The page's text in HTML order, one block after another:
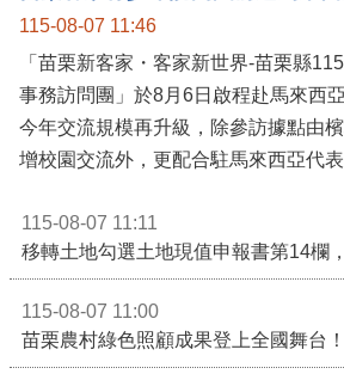
115-08-07 11:46
「苗栗新客家・客家新世界-苗栗縣
事務訪問團」於8月6日啟程赴馬來西
今年交流規模再升級，除參訪據點由
115-08-07 11:11
115-08-07 11:00